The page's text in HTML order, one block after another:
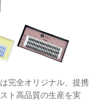
完全オリジナル、提携
ト高品質の生産を実